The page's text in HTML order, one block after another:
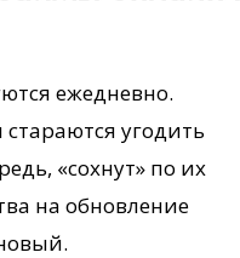
ежедневно.
угодить
«сохнут» по их
на обновление